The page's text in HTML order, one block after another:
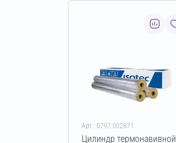
Арт.: 0797.002871
Цилиндр термонавивной